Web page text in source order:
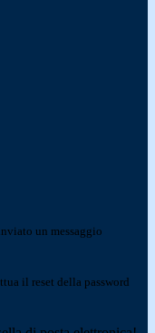
un messaggio
il reset della password